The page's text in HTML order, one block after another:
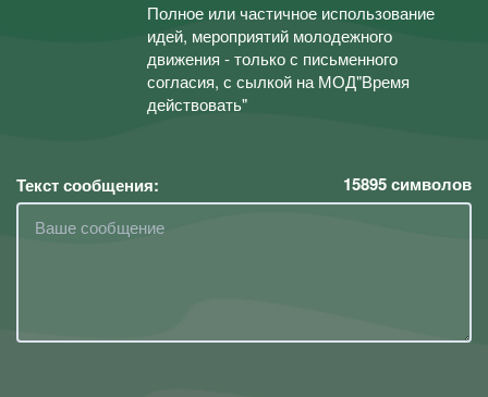
Полное или частичное использование
идей, мероприятий молодежного
движения - только с письменного
согласия, с сылкой на МОД"Время
действовать"
Текст сообщения: 15895символов